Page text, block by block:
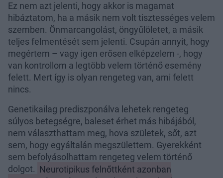
Ez nem azt jelenti, hogy akkor is magamat
hibáztatom, ha a másik nem volt tisztességes velem
szemben. Önmarcangolást, öngyűlöletet, a másik
teljes felmentését sem jelenti. Csupán annyit, hogy
megértem – vagy igen erősen elképzelem -, hogy
van kontrollom a legtöbb velem történő esemény
felett. Mert így is olyan rengeteg van, ami felett
nincs.
Genetikailag prediszponálva lehetek rengeteg
súlyos betegségre, baleset érhet más hibájából,
nem választhattam meg, hova születek, sőt, azt
sem, hogy egyáltalán megszülettem. Gyerekként
sem befolyásolhattam rengeteg velem történő
dolgot. Neurotipikus felnőttként azonban